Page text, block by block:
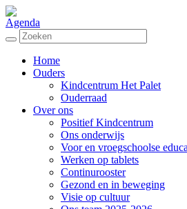
Agenda
Home
Ouders
Kindcentrum Het Palet
Ouderraad
Over ons
Positief Kindcentrum
Ons onderwijs
Voor en vroegschoolse
Werken op tablets
Continurooster
Gezond en in beweging
Visie op cultuur